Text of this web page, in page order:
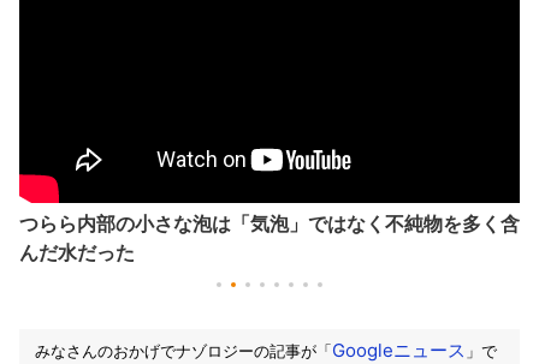
つらら内部の小さな泡は「気泡」ではなく不純物を多く含
んだ水だった
みなさんのおかげでナゾロジーの記事が「Googleニュース 」で